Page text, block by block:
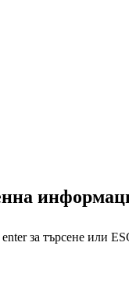
за търсене или